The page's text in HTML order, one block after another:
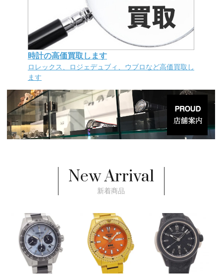
時計の高価買取します
ロレックス、ロジェデュブィ、ウブロなど高価買取し
ます
New Arrival
新着商品